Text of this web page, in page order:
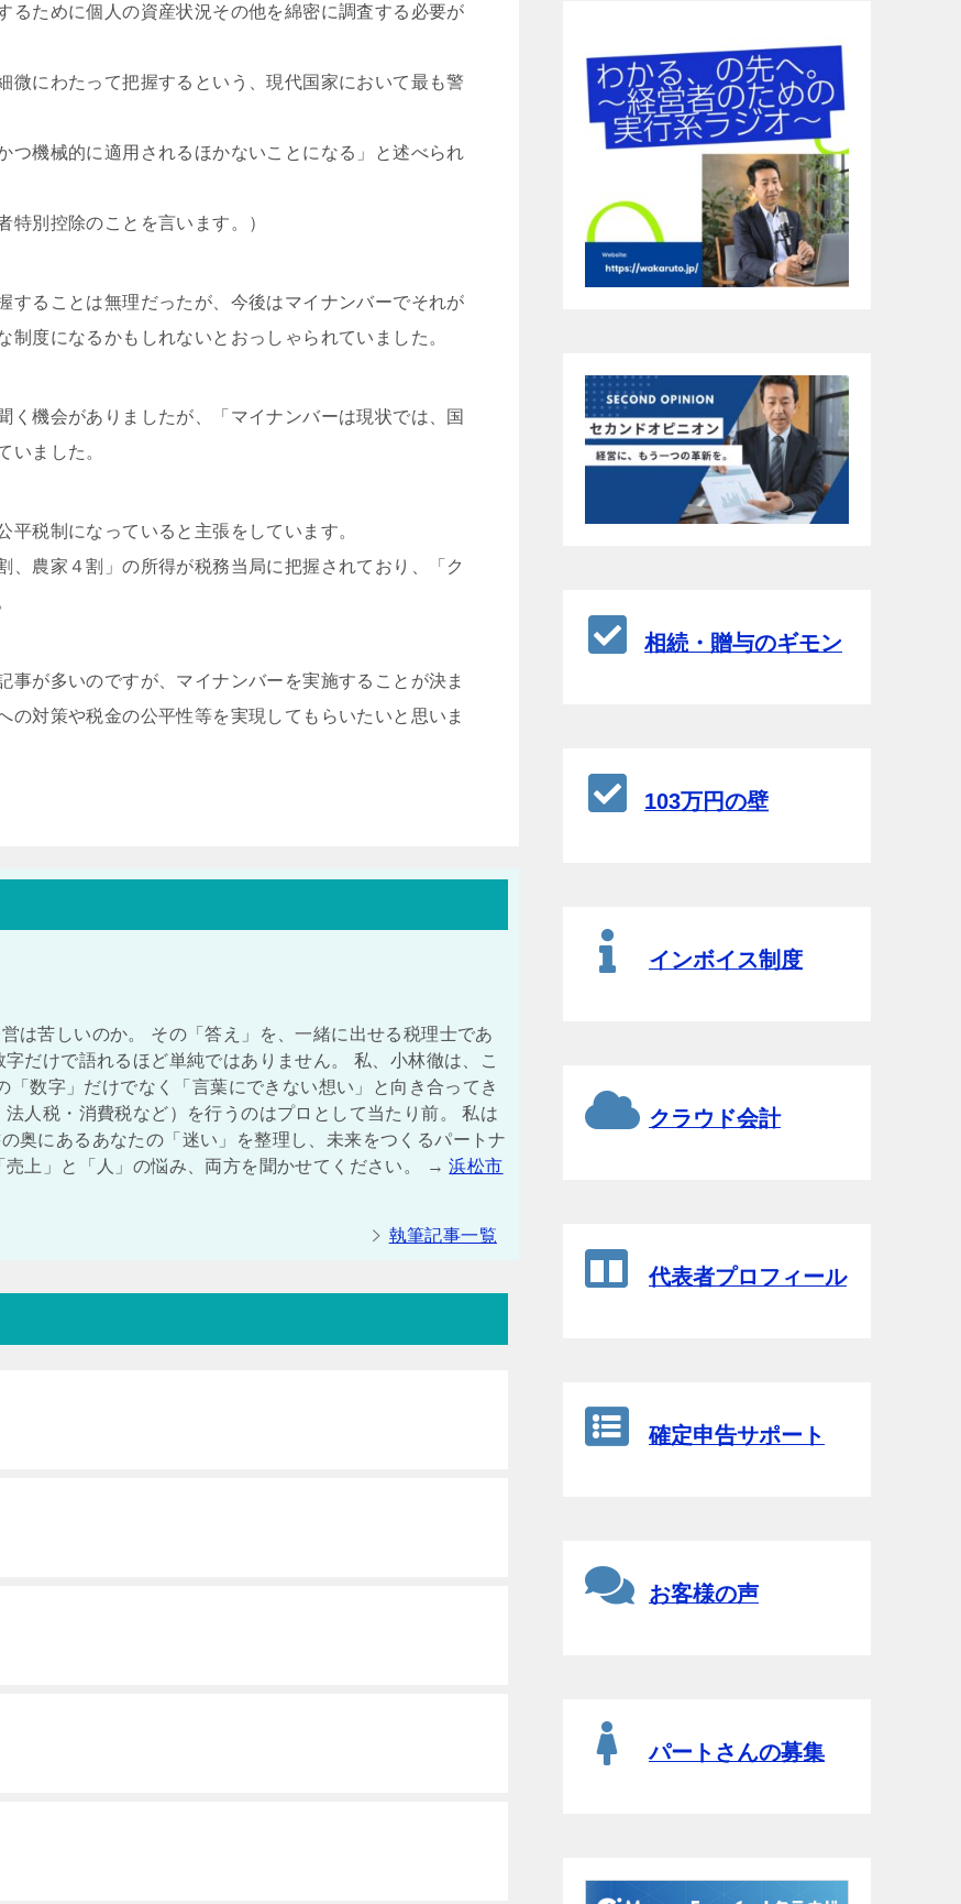
るために個人の資産状況その他を綿密に調査する必要が
微にわたって把握するという、現代国家において最も警
つ機械的に適用されるほかないことになる」と述べられ
特別控除のことを言います。）
することは無理だったが、今後はマイナンバーでそれが
度になるかもしれないとおっしゃられていました。
く機会がありましたが、「マイナンバーは現状では、国
いました。
税制になっていると主張をしています。
農家４割」の所得が税務当局に把握されており、「ク
が多いのですが、マイナンバーを実施することが決ま
の対策や税金の公平性等を実現してもらいたいと思いま
は苦しいのか。 その「答え」を、一緒に出せる税理士であ
だけで語れるほど単純ではありません。 私、小林徹は、こ
「数字」だけでなく「言葉にできない想い」と向き合ってき
人税・消費税など）を行うのはプロとして当たり前。 私は
奥にあるあなたの「迷い」を整理し、未来をつくるパートナ
売上」と「人」の悩み、両方を聞かせてください。 →浜松市
執筆記事一覧
相続・贈与のギモン
103万円の壁
インボイス制度
クラウド会計
代表者プロフィール
確定申告サポート
お客様の声
パートさんの募集